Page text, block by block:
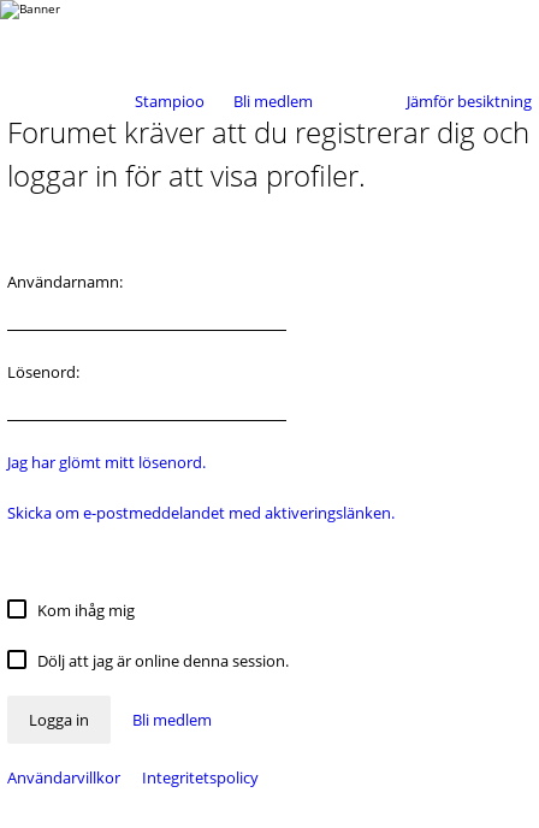
Stampioo Bli medlem Jämför besiktning
Forumet kräver att du registrerar dig och
loggar in för att visa profiler.
Användarnamn:
Lösenord:
Jag har glömt mitt lösenord.
Skicka om e-postmeddelandet med aktiveringslänken.
Kom ihåg mig
Dölj att jag är online denna session.
Logga in Bli medlem
Användarvillkor Integritetspolicy